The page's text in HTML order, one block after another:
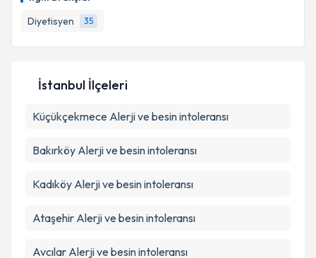
Diyetisyen
35
Metni'ni okudum ve kişisel verilerimin belirtilen
kapsamda işlenmesini kabul ediyorum.
İstanbul İlçeleri
Küçükçekmece Alerji ve besin intoleransı
Bakırköy Alerji ve besin intoleransı
Kadıköy Alerji ve besin intoleransı
Ataşehir Alerji ve besin intoleransı
Avcılar Alerji ve besin intoleransı